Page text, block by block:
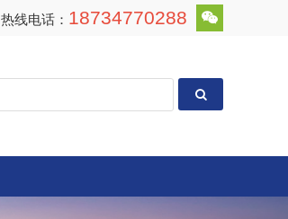
热线电话： 18734770288